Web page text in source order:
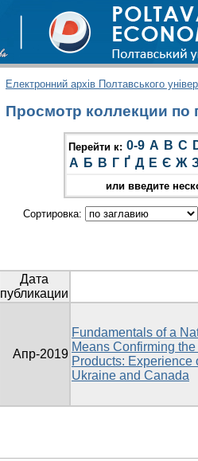
Електронний архів Полтавського
Просмотр коллекции по
Перейти к: 0-9 A B C
А Б В Г Ґ Д Е Є Ж
или введите
Сортировка:
Дата
публикации
Апр-2019
Fundamentals of a
Means Confirming
Products: Experience
Ukraine and Canada